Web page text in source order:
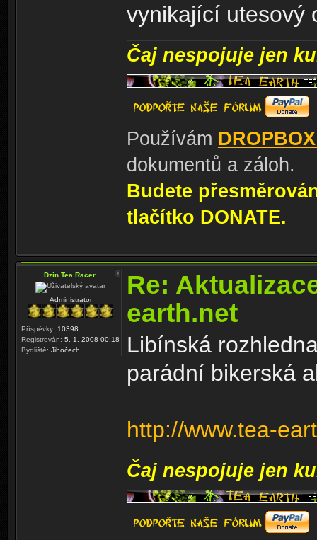
vynikající utesový
Čaj nespojuje jen
Používám
dokumentů a záloh.
Budete
tlačítko DONATE.
Dzin Tea Racer
Administrátor
Příspěvky: 10398
Registrován: 5. 1. 2008 00:18
Bydliště: Jihočech
Re:
earth.net
Libínská
parádní bikerská
http://www.tea-
Čaj nespojuje jen